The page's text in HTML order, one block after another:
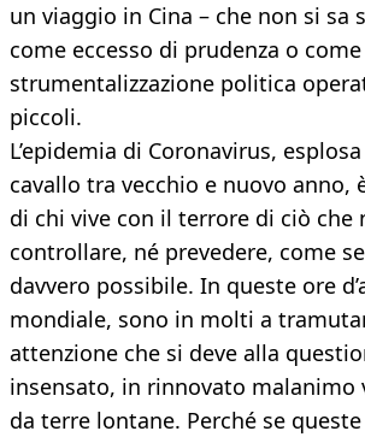
un viaggio in Cina – che non si sa
come eccesso di prudenza o come
strumentalizzazione politica
piccoli.
L’epidemia di Coronavirus,
cavallo tra vecchio e nuovo anno,
di chi vive con il terrore di ciò che
controllare, né prevedere, come
davvero possibile. In queste ore
mondiale, sono in molti a
attenzione che si deve alla
insensato, in rinnovato malanimo
da terre lontane. Perché se